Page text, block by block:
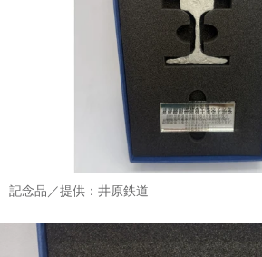
記念品／提供：井原鉄道